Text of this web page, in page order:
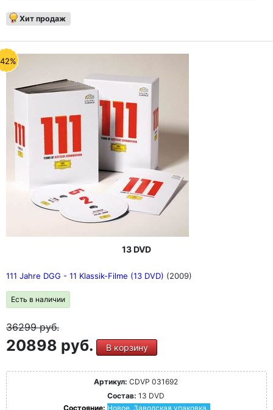
последний раз.
Теперь все записи Deutsche Grammophon (+ Decca и
делюкс-изданиях, сначала Том 1, а затем Том 2 в 2015
году.
В первый том вошли записи Бернстайна от Бетховена
до Брамса и от Хадына до Листа на 59 дисках, а также
все альбомы, на которых Бернстайн интерпретирует
свои собственные произведения. Все альбомы
представлены в "оригинальном переплете" с
оригинальными обложками. Делюксовое издание будет
выпущено в виде специального бокса формата "LP" с
40-страничной книгой большого формата, содержащей
предисловие дочери Бернстайна Джейми Бернстайн и
новые эссе выдающихся специалистов по Бернстайну
(Хамфри Бартон, Найджел Симеоне), а также бонусный
DVD: "The Making of West Side Story"
"Величайший пианист среди дирижеров, величайший
дирижер среди композиторов, величайший композитор
среди пианистов... Он - универсальный гений" (Артур
Рубенстайн о Леонарде Бернстайне)
Хит продаж
13 DVD
111 Jahre DGG - 11 Klassik-Filme (13 DVD) (2009)
Есть в наличии
36299руб.
20898 руб. В корзину
Артикул: CDVP 031692
Состав: 13 DVD
Состояние: Новое. Заводская упаковка.